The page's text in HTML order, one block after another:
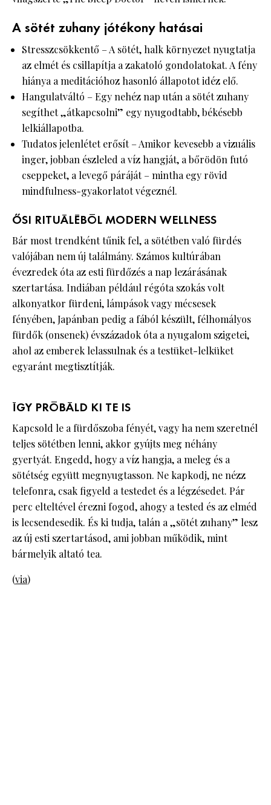
A sötét zuhany jótékony hatásai
Stresszcsökkentő – A sötét, halk környezet nyugtatja
az elmét és csillapítja a zakatoló gondolatokat. A fény
hiánya a meditációhoz hasonló állapotot idéz elő.
Hangulatváltó – Egy nehéz nap után a sötét zuhany
segíthet „átkapcsolni” egy nyugodtabb, békésebb
lelkiállapotba.
Tudatos jelenlétet erősít – Amikor kevesebb a vizuális
inger, jobban észleled a víz hangját, a bőrödön futó
cseppeket, a levegő páráját – mintha egy rövid
mindfulness-gyakorlatot végeznél.
ŐSI RITUÁLÉBÓL MODERN WELLNESS
Bár most trendként tűnik fel, a sötétben való fürdés
valójában nem új találmány. Számos kultúrában
évezredek óta az esti fürdőzés a nap lezárásának
szertartása. Indiában például régóta szokás volt
alkonyatkor fürdeni, lámpások vagy mécsesek
fényében, Japánban pedig a fából készült, félhomályos
fürdők (onsenek) évszázadok óta a nyugalom szigetei,
ahol az emberek lelassulnak és a testüket-lelküket
egyaránt megtisztítják.
ÍGY PRÓBÁLD KI TE IS
Kapcsold le a fürdőszoba fényét, vagy ha nem szeretnél
teljes sötétben lenni, akkor gyújts meg néhány
gyertyát. Engedd, hogy a víz hangja, a meleg és a
sötétség együtt megnyugtasson. Ne kapkodj, ne nézz
telefonra, csak figyeld a testedet és a légzésedet. Pár
perc elteltével érezni fogod, ahogy a tested és az elméd
is lecsendesedik. És ki tudja, talán a „sötét zuhany” lesz
az új esti szertartásod, ami jobban működik, mint
bármelyik altató tea.
(via)